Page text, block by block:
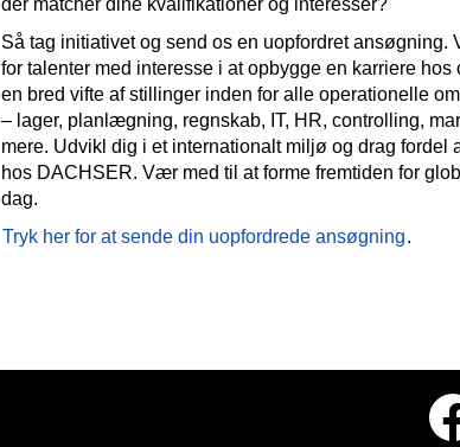
der matcher dine kvalifikationer og interesser?
Så tag initiativet og send os en uopfordret ansøgning.
for talenter med interesse i at opbygge en karriere
en bred vifte af stillinger inden for alle operationelle
– lager, planlægning, regnskab, IT, HR, controlling,
mere. Udvikl dig i et internationalt miljø og drag fordel
hos DACHSER. Vær med til at forme fremtiden for
dag.
Tryk her for at sende din uopfordrede ansøgning.
b
n